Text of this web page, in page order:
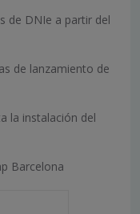
de DNIe a partir del
de lanzamiento de
la instalación del
Barcelona